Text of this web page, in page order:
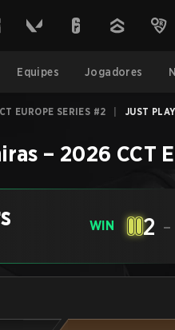
Equipes Jogadores
EUROPE SERIES #2 JUST
– 2026 CCT
WIN 2 -